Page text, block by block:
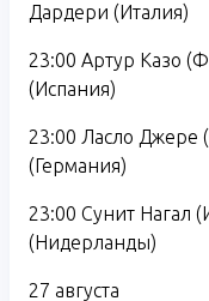
Дардери (Италия)
23:00 Артур Казо
(Испания)
23:00 Ласло
(Германия)
23:00 Сунит Нагал
(Нидерланды)
27 августа